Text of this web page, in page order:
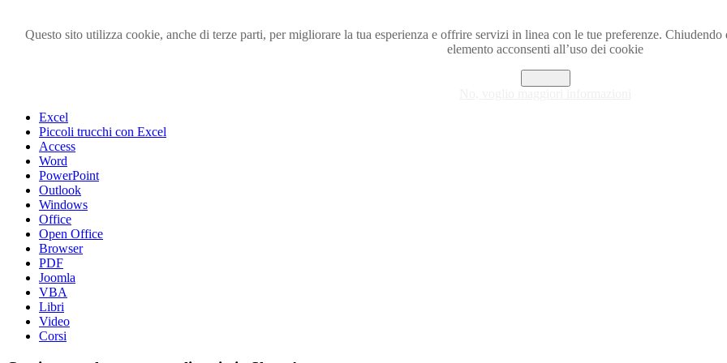
Questo sito utilizza cookie, anche di terze parti, per migliorare la tua esperienza e offrire servizi in linea con le tue preferenze.
elemento acconsenti all’uso dei cookie
Excel
Piccoli trucchi con Excel
Access
Word
PowerPoint
Outlook
Windows
Office
Open Office
Browser
PDF
Joomla
VBA
Libri
Video
Corsi